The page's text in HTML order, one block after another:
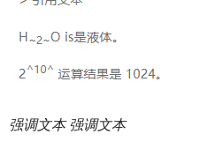
强调文本 强调文本